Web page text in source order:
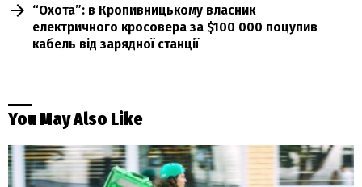
“Охота”: в Кропивницькому власник
електричного кросовера за $100 000 поцупив
кабель від зарядної станції
You May Also Like